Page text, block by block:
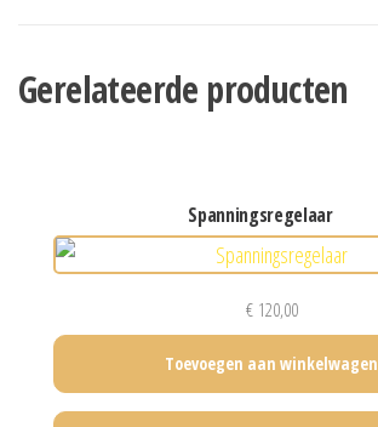
Gerelateerde producten
spanningsregelaar
€120,00
Toevoegen aan winkelwagen